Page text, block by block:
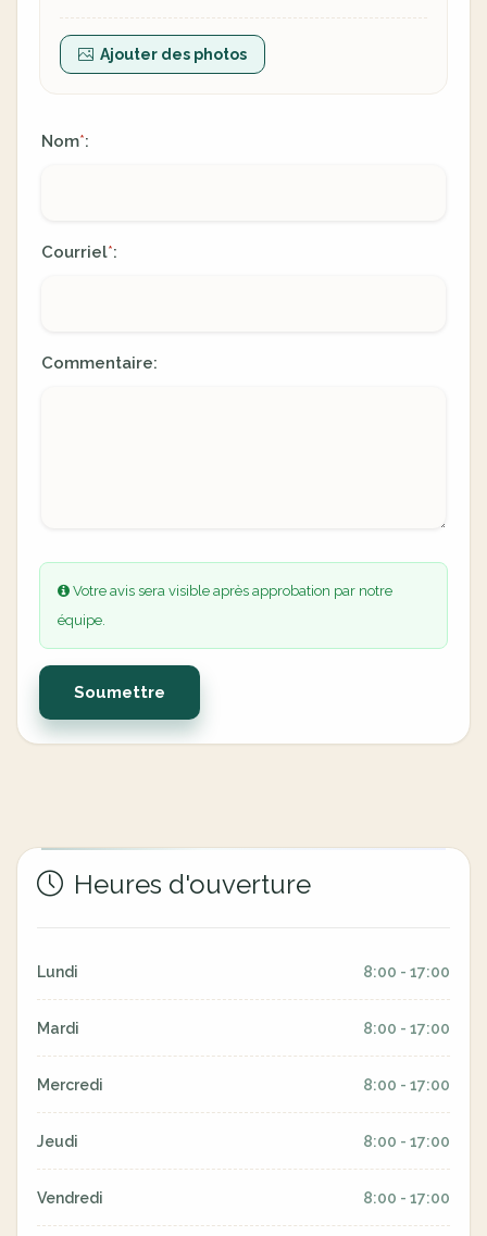
Ajouter des photos
Nom*:
Courriel*:
Commentaire:
Votre avis sera visible après approbation par notre
équipe.
Soumettre
Heures d'ouverture
Lundi 8:00 - 17:00
Mardi 8:00 - 17:00
Mercredi 8:00 - 17:00
Jeudi 8:00 - 17:00
Vendredi 8:00 - 17:00